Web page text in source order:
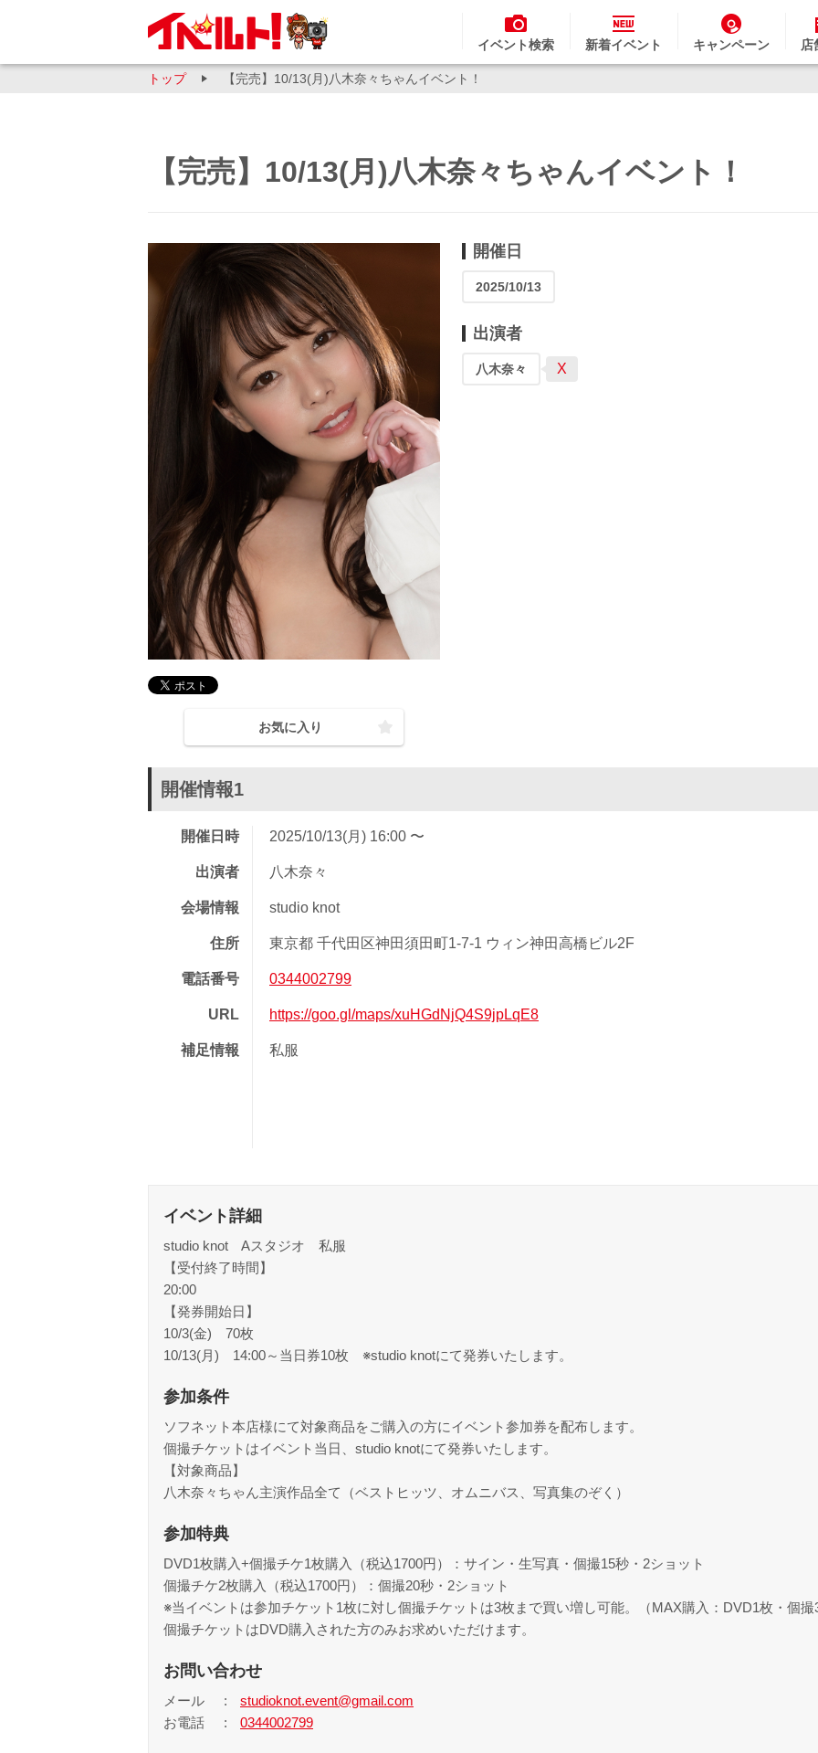
イベント検索 新着イベント キャンペーン 店
トップ 【完売】10/13(月)八木奈々ちゃんイベント！
【完売】10/13(月)八木奈々ちゃんイベント！
お気に入り
開催日
2025/10/13
出演者
八木奈々 X
開催情報1
開催日時 2025/10/13(月) 16:00 〜
出演者 八木奈々
会場情報 studio knot
住所 東京都 千代田区神田須田町1-7-1 ウィン神田高橋ビル2F
電話番号 0344002799
URL https://goo.gl/maps/xuHGdNjQ4S9jpLqE8
補足情報 私服
イベント詳細
studio knot Aスタジオ 私服
【受付終了時間】
20:00
【発券開始日】
10/3(金) 70枚
10/13(月) 14:00～当日券10枚 ※studio knotにて発券いたします。
参加条件
ソフネット本店様にて対象商品をご購入の方にイベント参加券を配布します。
個撮チケットはイベント当日、studio knotにて発券いたします。
【対象商品】
八木奈々ちゃん主演作品全て（ベストヒッツ、オムニバス、写真集のぞく）
参加特典
DVD1枚購入+個撮チケ1枚購入（税込1700円）：サイン・生写真・個撮15秒・2ショット
個撮チケ2枚購入（税込1700円）：個撮20秒・2ショット
※当イベントは参加チケット1枚に対し個撮チケットは3枚まで買い増し可能。（MAX購入：DVD1枚・個撮
個撮チケットはDVD購入された方のみお求めいただけます。
お問い合わせ
メール
studioknot.event@gmail.com
お電話
0344002799